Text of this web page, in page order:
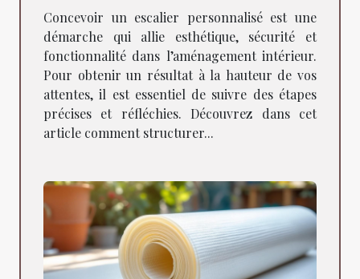
Concevoir un escalier personnalisé est une
démarche qui allie esthétique, sécurité et
fonctionnalité dans l’aménagement intérieur.
Pour obtenir un résultat à la hauteur de vos
attentes, il est essentiel de suivre des étapes
précises et réfléchies. Découvrez dans cet
article comment structurer...